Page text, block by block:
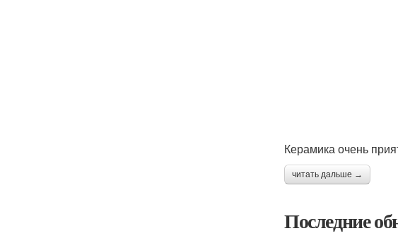
Керамика очень
читать дальше →
Последние